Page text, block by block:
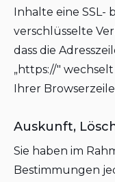
Inhalte eine SSL-
verschlüsselte
dass die
„https://"
Ihrer
Auskunft,
Sie haben im
Bestimmungen